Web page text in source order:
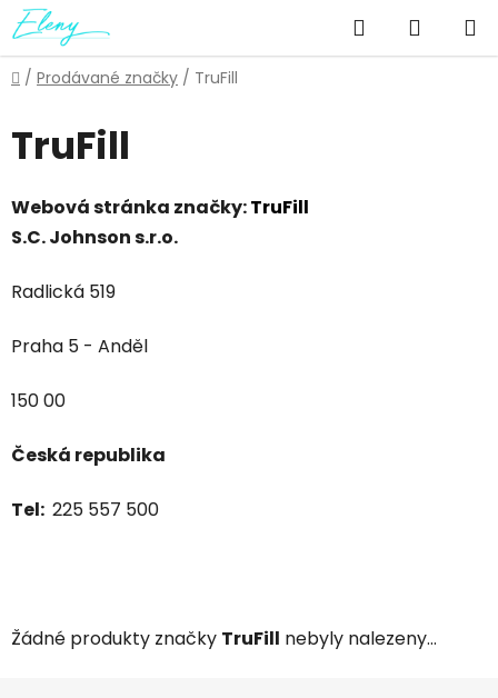
Přejít
na
obsah
Hledat
KOŠÍK
Domů
/ Prodávané značky / TruFill
TruFill
Webová stránka značky:TruFill
S.C. Johnson s.r.o.
Radlická 519
Praha 5 - Anděl
150 00
Česká republika
Tel: 225 557 500
Žádné produkty značky TruFill nebyly nalezeny...